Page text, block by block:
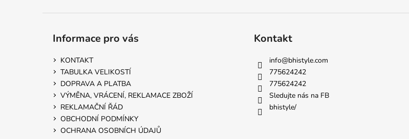
Informace pro vás
KONTAKT
TABULKA VELIKOSTÍ
DOPRAVA A PLATBA
VÝMĚNA, VRÁCENÍ, REKLAMACE ZBOŽÍ
REKLAMAČNÍ ŘÁD
OBCHODNÍ PODMÍNKY
OCHRANA OSOBNÍCH ÚDAJŮ
Kontakt
info@bhistyle.com
775624242
775624242
Sledujte nás na FB
bhistyle/